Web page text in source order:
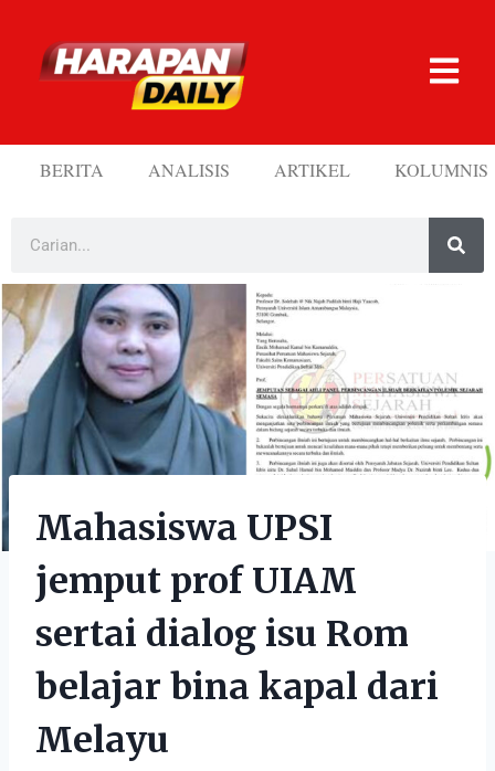
BERITA ANALISIS ARTIKEL KOLUMNIS
Mahasiswa UPSI
jemput prof UIAM
sertai dialog isu Rom
belajar bina kapal dari
Melayu